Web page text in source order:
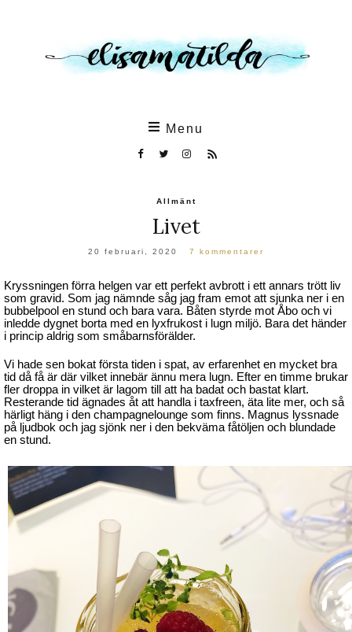
Menu
Allmänt
Livet
20 februari, 2020 7 kommentarer
Kryssningen förra helgen var ett perfekt avbrott i ett annars trött liv
som gravid. Som jag nämnde såg jag fram emot att sjunka ner i en
bubbelpool en stund och bara vara. Båten styrde mot Åbo och vi
inledde dygnet borta med en lyxfrukost i lugn miljö. Bara det händer
i princip aldrig som småbarnsförälder.
Vi hade sen bokat första tiden i spat, av erfarenhet en mycket bra
tid då få är där vilket innebär ännu mera lugn. Efter en timme brukar
fler droppa in vilket är lagom till att ha badat och bastat klart.
Resterande tid ägnades åt att handla i taxfreen, äta lite mer, och så
härligt häng i den champagnelounge som finns. Magnus lyssnade
på ljudbok och jag sjönk ner i den bekväma fåtöljen och blundade
en stund.